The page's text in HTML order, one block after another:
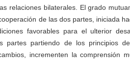
relaciones bilaterales. El grado
de las dos partes, iniciada
favorables para el ulterior
partes partiendo de los principios
incrementen la comprensión